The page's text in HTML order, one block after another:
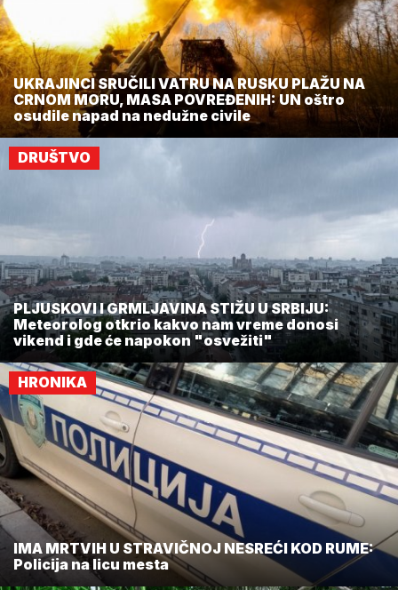
UKRAJINCI SRUČILI VATRU NA RUSKU PLAŽU NA
CRNOM MORU, MASA POVREĐENIH: UN oštro
osudile napad na nedužne civile
DRUŠTVO
PLJUSKOVI I GRMLJAVINA STIŽU U SRBIJU:
Meteorolog otkrio kakvo nam vreme donosi
vikend i gde će napokon "osvežiti"
HRONIKA
IMA MRTVIH U STRAVIČNOJ NESREĆI KOD RUME:
Policija na licu mesta